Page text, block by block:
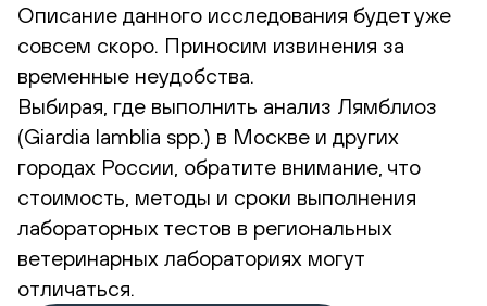
Описание данного исследования будет уже
совсем скоро. Приносим извинения за
временные неудобства.
Выбирая, где выполнить анализ Лямблиоз
(Giardia lamblia spp.) в Москве и других
городах России, обратите внимание, что
стоимость, методы и сроки выполнения
лабораторных тестов в региональных
ветеринарных лабораториях могут
отличаться.